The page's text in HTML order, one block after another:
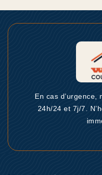
En cas
24h/24 et 7j/7.